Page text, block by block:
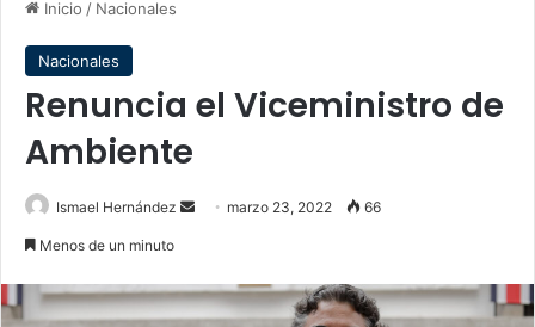
Inicio / Nacionales
Nacionales
Renuncia el Viceministro de
Ambiente
Ismael Hernández
Send marzo 23, 2022 66
Menos de un minuto